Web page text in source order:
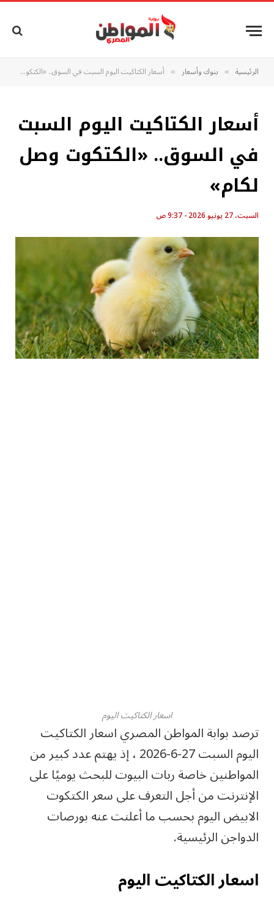
الرئيسية » بنوك وأسعار » أسعار الكتاكيت اليوم السبت في السوق.. «الكتكوت وصل لكام»
أسعار الكتاكيت اليوم السبت
في السوق.. «الكتكوت وصل
لكام»
السبت، 27 يونيو 2026 - 9:37 ص
اسعار الكتاكيت اليوم
ترصد بوابة المواطن المصري اسعار الكتاكيت
اليوم السبت 27-6-2026 ، إذ يهتم عدد كبير من
المواطنين خاصة ربات البيوت للبحث يوميًا على
الإنترنت من أجل التعرف على سعر الكتكوت
الابيض اليوم بحسب ما أعلنت عنه بورصات
الدواجن الرئيسية.
اسعار الكتاكيت اليوم